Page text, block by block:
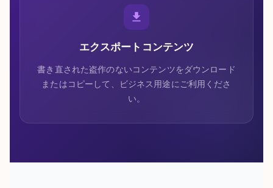
エクスポートコンテンツ
書き直された盗作のないコンテンツをダウンロード
またはコピーして、ビジネス用途にご利用くださ
い。